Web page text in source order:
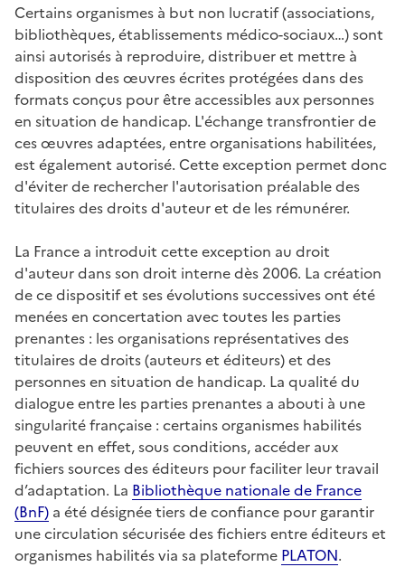
Certains organismes à but non lucratif (associations,
bibliothèques, établissements médico-sociaux…) sont
ainsi autorisés à reproduire, distribuer et mettre à
disposition des œuvres écrites protégées dans des
formats conçus pour être accessibles aux personnes
en situation de handicap. L'échange transfrontier de
ces œuvres adaptées, entre organisations habilitées,
est également autorisé. Cette exception permet donc
d'éviter de rechercher l'autorisation préalable des
titulaires des droits d'auteur et de les rémunérer.
La France a introduit cette exception au droit
d'auteur dans son droit interne dès 2006. La création
de ce dispositif et ses évolutions successives ont été
menées en concertation avec toutes les parties
prenantes : les organisations représentatives des
titulaires de droits (auteurs et éditeurs) et des
personnes en situation de handicap. La qualité du
dialogue entre les parties prenantes a abouti à une
singularité française : certains organismes habilités
peuvent en effet, sous conditions, accéder aux
fichiers sources des éditeurs pour faciliter leur travail
d’adaptation. La Bibliothèque nationale de France
(BnF) a été désignée tiers de confiance pour garantir
une circulation sécurisée des fichiers entre éditeurs et
organismes habilités via sa plateforme PLATON.